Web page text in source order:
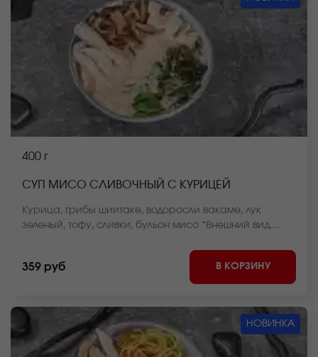
400 г
СУП МИСО СЛИВОЧНЫЙ С КУРИЦЕЙ
Курица, грибы шиитаке, водоросли вакаме, лук
зеленый, тофу, сливки, бульон мисо *Внешний вид
359 руб В КОРЗИНУ
НОВИНКА